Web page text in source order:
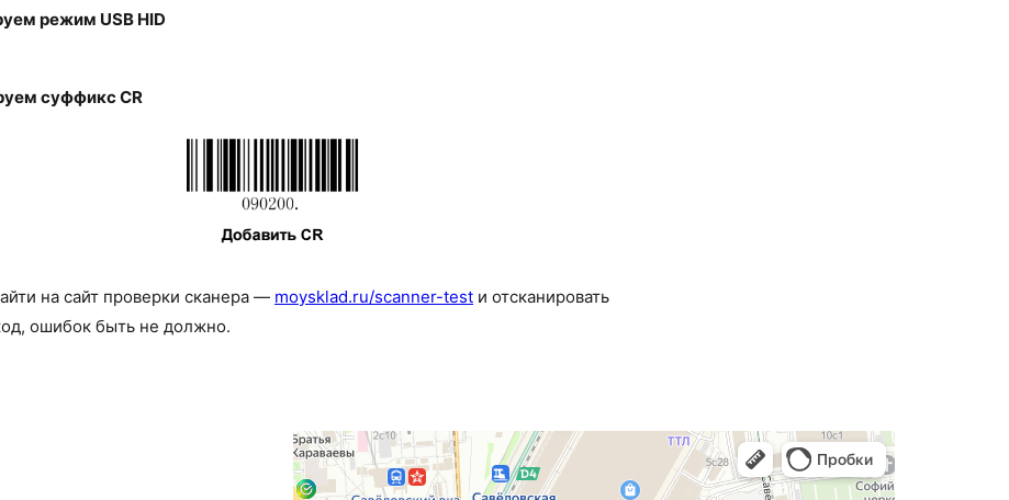
режим USB HID
суффикс CR
на сайт проверки сканера — moysklad.ru/scanner-test и отсканировать
ошибок быть не должно.